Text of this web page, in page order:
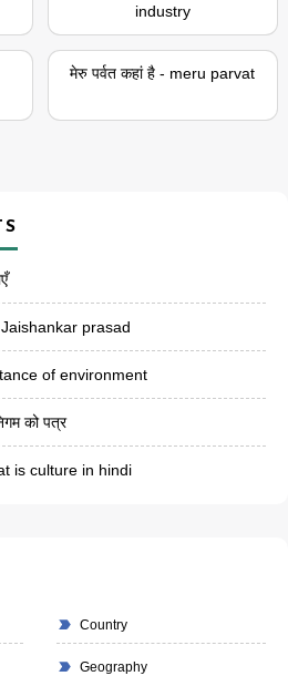
industry
मेरु पर्वत कहां है - meru parvat
Jaishankar prasad
of environment
को पत्र
is culture in hindi
Country
Geography